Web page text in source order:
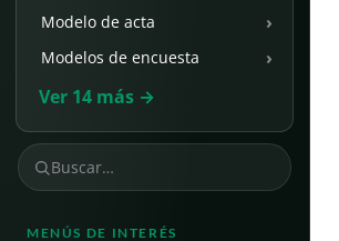
Modelo de acta ›
Modelos de encuesta
›
Ver 14 más →
MENÚS DE INTERÉS